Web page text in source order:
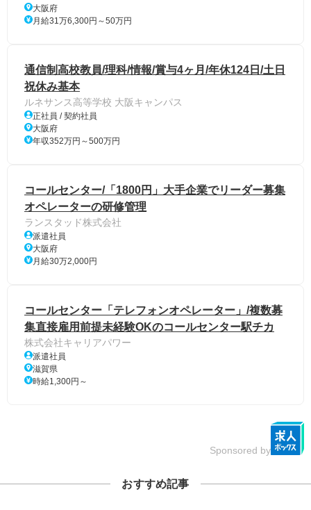
大阪府
月給31万6,300円～50万円
通信制高校教員/理科/情報/賞与4ヶ月/年休124日/土日
祝休み基本
ルネサンス高等学校 大阪キャンパス
正社員 / 契約社員
大阪府
年収352万円～500万円
コールセンター/「1800円」大手企業でリーダー募集
オペレーターの研修管理
ランスタッド株式会社
派遣社員
大阪府
月給30万2,000円
コールセンター「テレフォンオペレーター」/複数募
集直接雇用前提未経験OKのコールセンター駅チカ
株式会社キャリアパワー
派遣社員
滋賀県
時給1,300円～
Sponsored by
おすすめ記事